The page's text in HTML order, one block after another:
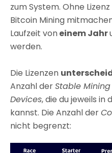
zum System. Ohne
Bitcoin Mining
Laufzeit voneinem Jahr
werden.
Die Lizenzen
Anzahl derStable
Devices, die du jeweils in
kannst. Die Anzahl der
nicht begrenzt: